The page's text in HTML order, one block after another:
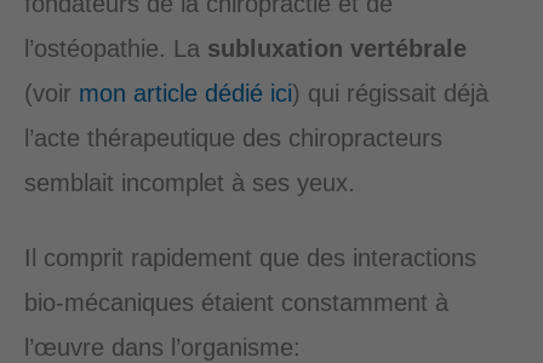
l’ostéopathie. La subluxation vertébrale
(voir mon article dédié ici) qui régissait déjà
l’acte thérapeutique des chiropracteurs
semblait incomplet à ses yeux.
Il comprit rapidement que des interactions
bio-mécaniques étaient constamment à
l’œuvre dans l’organisme: